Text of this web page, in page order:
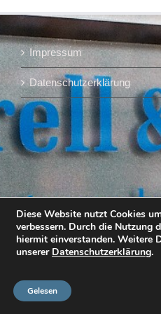
Impressum
Datenschutzerklärung
Diese Website nutzt Cookies
verbessern. Durch die Nutzung
hiermit einverstanden. Weitere
unserer Datenschutzerklärung.
Gelesen